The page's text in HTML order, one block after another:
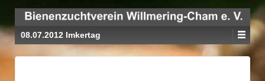
08.07.2012 Imkertag